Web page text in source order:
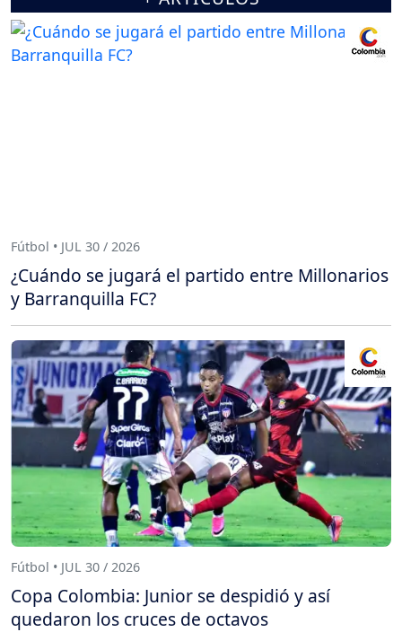
Fútbol • JUL 30 / 2026
¿Cuándo se jugará el partido entre Millonarios
y Barranquilla FC?
Fútbol • JUL 30 / 2026
Copa Colombia: Junior se despidió y así
quedaron los cruces de octavos